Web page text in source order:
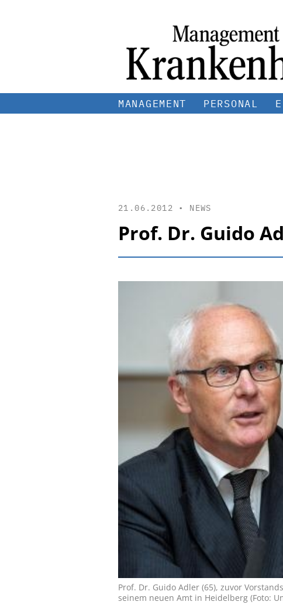
MANAGEMENT PERSONAL
21.06.2012 • NEWS
Prof. Dr. Guido
Prof. Dr. Guido Adler (65), zuvor
seinem neuen Amt in Heidelberg (Foto: